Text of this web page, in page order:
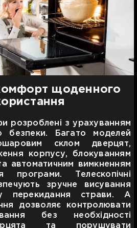
щоденного
розроблені з урахуванням
безпеки. Багато моделей
склом дверцят,
корпусу, блокуванням
автоматичним вимкненням
програми. Телескопічні
зручне висування
перекидання страви. А
дозволяє контролювати
без необхідності
та порушувати